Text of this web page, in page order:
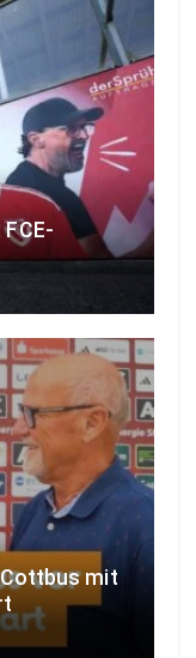
Cottbus mit